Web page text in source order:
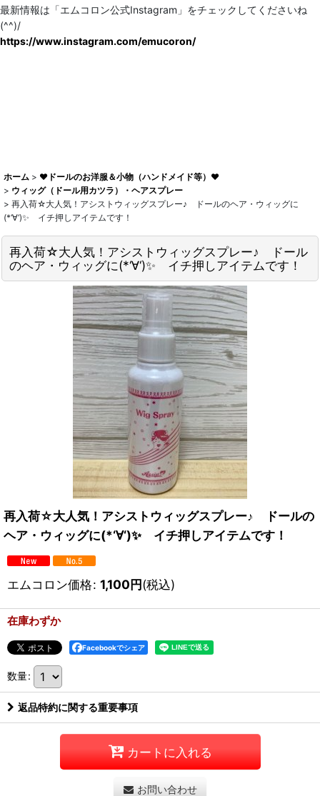
最新情報は「エムコロン公式Instagram」をチェックしてくださいね
(^^)/
https://www.instagram.com/emucoron/
ホーム > ♥ドールのお洋服＆小物（ハンドメイド等）♥
> ウィッグ（ドール用カツラ）・ヘアスプレー
> 再入荷☆大人気！アシストウィッグスプレー♪ ドールのヘア・ウィッグに
(*‘∀‘)✨ イチ押しアイテムです！
再入荷☆大人気！アシストウィッグスプレー♪ ドール
のヘア・ウィッグに(*‘∀‘)✨ イチ押しアイテムです！
再入荷☆大人気！アシストウィッグスプレー♪ ドールの
ヘア・ウィッグに(*‘∀‘)✨ イチ押しアイテムです！
エムコロン価格: 1,100円(税込)
在庫わずか
Facebookでシェア
数量:
返品特約に関する重要事項
カートに入れる
お問い合わせ